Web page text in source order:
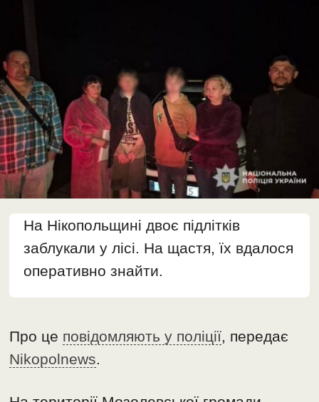
На Нікопольщині двоє підлітків
заблукали у лісі. На щастя, їх вдалося
оперативно знайти.
Про це повідомляють у поліції, передає
Nikopolnews.